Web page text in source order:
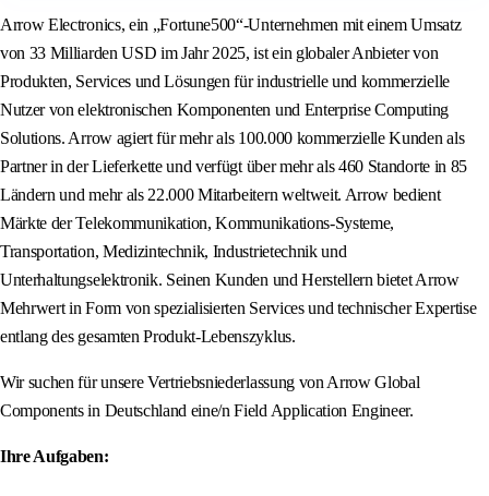
Arrow Electronics, ein „Fortune500“-Unternehmen mit einem Umsatz
von 33 Milliarden USD im Jahr 2025, ist ein globaler Anbieter von
Produkten, Services und Lösungen für industrielle und kommerzielle
Nutzer von elektronischen Komponenten und Enterprise Computing
Solutions. Arrow agiert für mehr als 100.000 kommerzielle Kunden als
Partner in der Lieferkette und verfügt über mehr als 460 Standorte in 85
Ländern und mehr als 22.000 Mitarbeitern weltweit. Arrow bedient
Märkte der Telekommunikation, Kommunikations-Systeme,
Transportation, Medizintechnik, Industrietechnik und
Unterhaltungselektronik. Seinen Kunden und Herstellern bietet Arrow
Mehrwert in Form von spezialisierten Services und technischer Expertise
entlang des gesamten Produkt-Lebenszyklus.
Wir suchen für unsere Vertriebsniederlassung von Arrow Global
Components in Deutschland eine/n Field Application Engineer.
Ihre Aufgaben: